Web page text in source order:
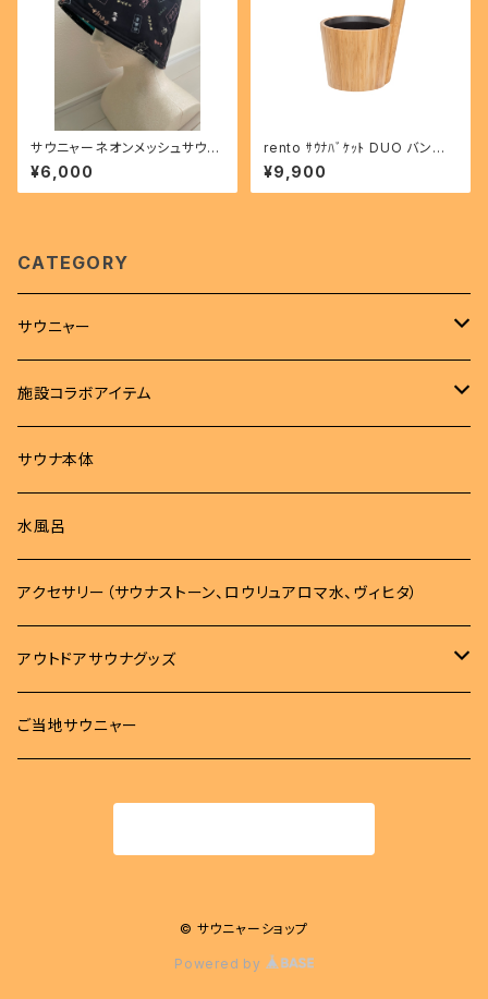
サウニャーネオンメッシュサウナ
ハット
¥6,000
rento ｻｳﾅﾊﾞｹｯﾄ DUO バンブ
ー 297336
¥9,900
CATEGORY
サウニャー
アパレル
Tシャツ
ロンT
サウナハット
サウナマット
バッグ
バッグ
サコッシュ
タオル
MOKUタオル
雑貨
施設コラボアイテム
Tシャツ
サウナハット
タオル
雑貨
サウナマット
サウナ本体
水風呂
アクセサリー（サウナストーン、ロウリュアロマ水、ヴィヒタ）
アウトドアサウナグッズ
柄杓
ロウリュアロマ
ご当地サウニャー
© サウニャーショップ
Powered by